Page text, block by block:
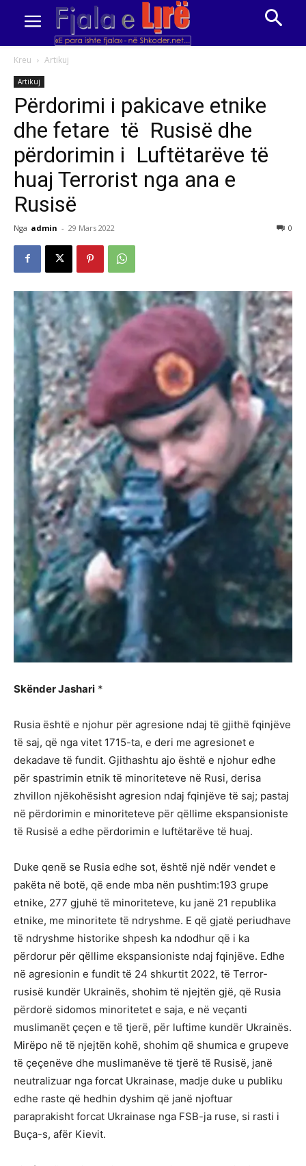
Kreu Artikuj
Artikuj
Përdorimi i pakicave etnike
dhe fetare të Rusisë dhe
përdorimin i Luftëtarëve të
huaj Terrorist nga ana e
Rusisë
Nga admin - 29 Mars 2022 0
Skënder Jashari *
Rusia është e njohur për agresione ndaj të gjithë fqinjëve
të saj, që nga vitet 1715-ta, e deri me agresionet e
dekadave të fundit. Gjithashtu ajo është e njohur edhe
për spastrimin etnik të minoriteteve në Rusi, derisa
zhvillon njëkohësisht agresion ndaj fqinjëve të saj; pastaj
në përdorimin e minoriteteve për qëllime ekspansioniste
të Rusisë a edhe përdorimin e luftëtarëve të huaj.
Duke qenë se Rusia edhe sot, është një ndër vendet e
pakëta në botë, që ende mba nën pushtim:193 grupe
etnike, 277 gjuhë të minoriteteve, ku janë 21 republika
etnike, me minoritete të ndryshme. E që gjatë periudhave
të ndryshme historike shpesh ka ndodhur që i ka
përdorur për qëllime ekspansioniste ndaj fqinjëve. Edhe
në agresionin e fundit të 24 shkurtit 2022, të Terror-
rusisë kundër Ukrainës, shohim të njejtën gjë, që Rusia
përdorë sidomos minoritetet e saja, e në veçanti
muslimanët çeçen e të tjerë, për luftime kundër Ukrainës.
Mirëpo në të njejtën kohë, shohim që shumica e grupeve
të çeçenëve dhe muslimanëve të tjerë të Rusisë, janë
neutralizuar nga forcat Ukrainase, madje duke u publiku
edhe raste që hedhin dyshim që janë njoftuar
paraprakisht forcat Ukrainase nga FSB-ja ruse, si rasti i
Buça-s, afër Kievit.